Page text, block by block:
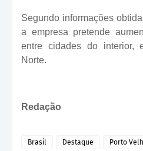
Segundo informações
a empresa pretende
entre cidades do interior,
Norte.
Redação
Brasil Destaque Porto